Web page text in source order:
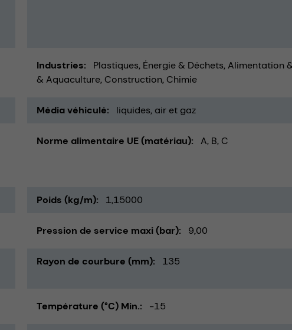
Industries Plastiques Énergie & Déchets Alimentation
& Aquaculture Construction Chimie
Média véhiculé liquides air et gaz
Norme alimentaire UE (matériau) A, B, C
Poids (kg/m) 1,15000
Pression de service maxi (bar) 9,00
Rayon de courbure (mm) 135
Température (°C) Min. -15